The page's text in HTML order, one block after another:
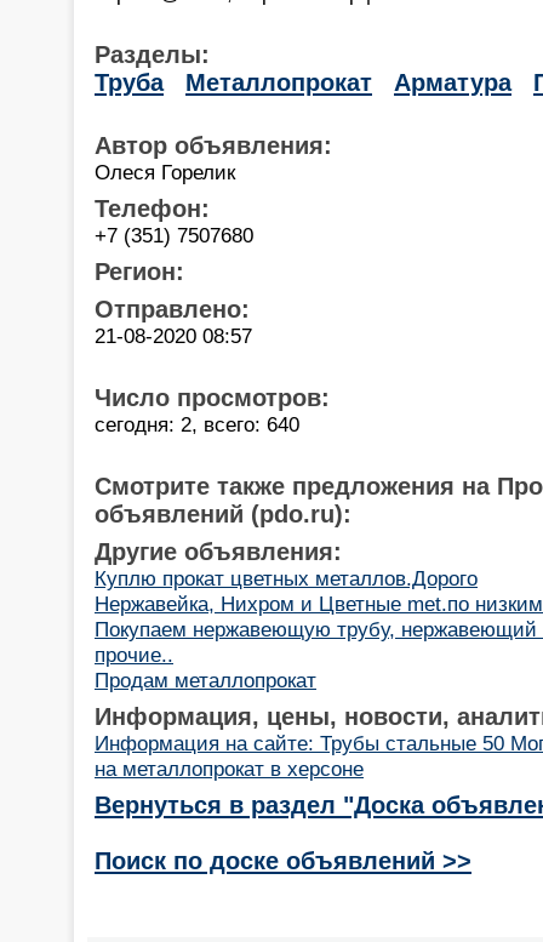
Разделы:
Труба
Металлопрокат Арматура
Автор объявления:
Олеся Горелик
Телефон:
+7 (351) 7507680
Регион:
Отправлено:
21-08-2020 08:57
Число просмотров:
сегодня: 2, всего: 640
Смотрите также предложения на
объявлений (pdo.ru):
Другие объявления:
Куплю прокат цветных металлов.Дорого
Нержавейка, Нихром и Цветные met.по
Покупаем нержавеющую трубу, нержавеющий
прочие..
Продам металлопрокат
Информация, цены, новости,
Информация на сайте: Трубы стальные 50
на металлопрокат в херсоне
Вернуться в раздел "Доска
Поиск по доске объявлений >>